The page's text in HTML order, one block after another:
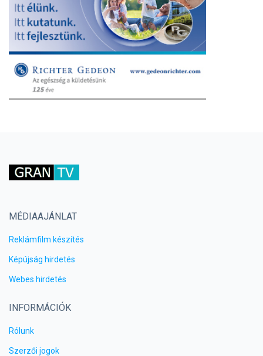
MÉDIAAJÁNLAT
Reklámfilm készítés
Képújság hirdetés
Webes hirdetés
INFORMÁCIÓK
Rólunk
Szerzői jogok